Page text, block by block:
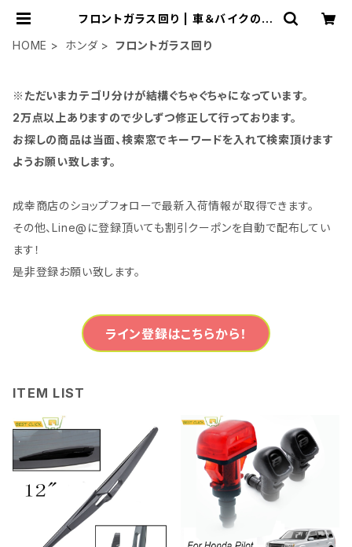
フロントガラス回り | 車＆バイクのア
上揃う「成幸商店」
HOME ホンダ フロントガラス回り
※ただいまカテゴリ分けが結構ぐちゃぐちゃになっています。
2万点以上ありますので少しずつ修正して行っております。
お探しの商品は当面、検索窓でキーワードを入れて検索頂けます
ようお願い致します。
成幸商店のショップフォローで最新入荷情報が取得できます。
その他、Line@に登録頂いても割引クーポンを自動で配布してい
ます！
是非登録お願い致します。
ライン登録はこちらから！
ITEM LIST